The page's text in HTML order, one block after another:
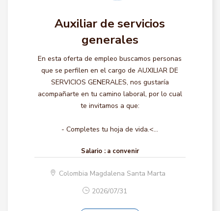
Auxiliar de servicios
generales
En esta oferta de empleo buscamos personas
que se perfilen en el cargo de AUXILIAR DE
SERVICIOS GENERALES, nos gustaría
acompañarte en tu camino laboral, por lo cual
te invitamos a que:
- Completes tu hoja de vida.<...
Salario : a convenir
Colombia Magdalena Santa Marta
2026/07/31